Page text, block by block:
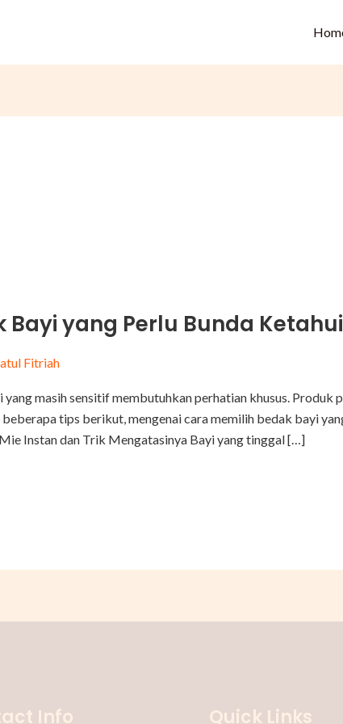
Bayi yang Perlu Bunda Ketahui
Fitriah
yang masih sensitif membutuhkan perhatian khusus.
tips berikut, mengenai cara memilih bedak bayi
Instan dan Trik Mengatasinya Bayi yang tinggal […]
Info Quick Links